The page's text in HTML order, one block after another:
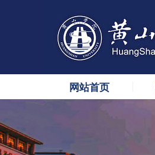
网站首页